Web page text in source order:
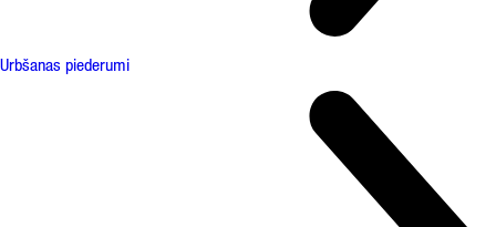
Urbšanas piederumi